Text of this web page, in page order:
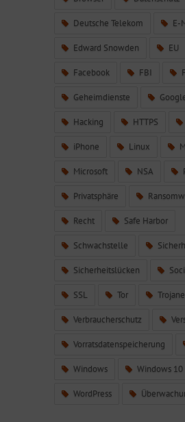
Deutsche Telekom E-
Edward Snowden EU
Facebook FBI
Geheimdienste
Hacking HTTPS
iPhone Linux
Microsoft NSA
Privatsphäre
Recht Safe Harbor
Schwachstelle
Sicherheitslücken
SSL Tor
Verbraucherschutz
Vorratsdatenspeicherung
Windows Windows 10
WordPress